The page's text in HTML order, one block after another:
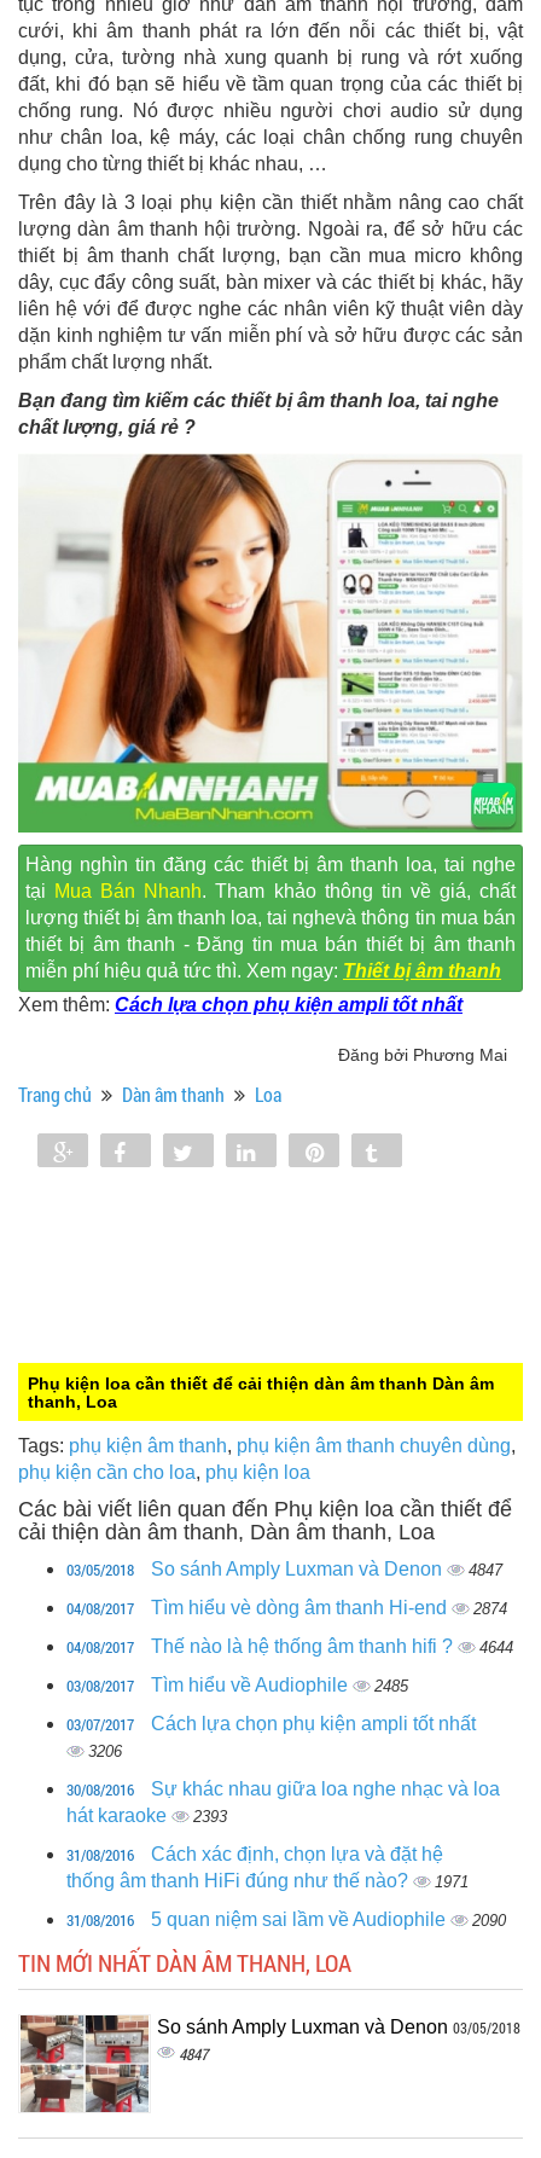
tục trong nhiều giờ như dàn âm thanh hội trường, đám
cưới, khi âm thanh phát ra lớn đến nỗi các thiết bị, vật
dụng, cửa, tường nhà xung quanh bị rung và rớt xuống
đất, khi đó bạn sẽ hiểu về tầm quan trọng của các thiết bị
chống rung. Nó được nhiều người chơi audio sử dụng
như chân loa, kệ máy, các loại chân chống rung chuyên
dụng cho từng thiết bị khác nhau, …
Trên đây là 3 loại phụ kiện cần thiết nhằm nâng cao chất
lượng dàn âm thanh hội trường. Ngoài ra, để sở hữu các
thiết bị âm thanh chất lượng, bạn cần mua micro không
dây, cục đẩy công suất, bàn mixer và các thiết bị khác, hãy
liên hệ với để được nghe các nhân viên kỹ thuật viên dày
dặn kinh nghiệm tư vấn miễn phí và sở hữu được các sản
phẩm chất lượng nhất.
Bạn đang tìm kiếm các thiết bị âm thanh loa, tai nghe
chất lượng, giá rẻ ?
Hàng nghìn tin đăng các thiết bị âm thanh loa, tai nghe
tại Mua Bán Nhanh. Tham khảo thông tin về giá, chất
lượng thiết bị âm thanh loa, tai nghevà thông tin mua bán
thiết bị âm thanh - Đăng tin mua bán thiết bị âm thanh
miễn phí hiệu quả tức thì. Xem ngay: Thiết bị âm thanh
Xem thêm: Cách lựa chọn phụ kiện ampli tốt nhất
Đăng bởi Phương Mai
Trang chủ Dàn âm thanh Loa
Share Share Tweet Share
Phụ kiện loa cần thiết để cải thiện dàn âm thanh Dàn âm
thanh, Loa
Tags: phụ kiện âm thanh, phụ kiện âm thanh chuyên dùng,
phụ kiện cần cho loa, phụ kiện loa
Các bài viết liên quan đến Phụ kiện loa cần thiết để
cải thiện dàn âm thanh, Dàn âm thanh, Loa
03/05/2018 So sánh Amply Luxman và Denon 4847
04/08/2017 Tìm hiểu vè dòng âm thanh Hi-end 2874
04/08/2017 Thế nào là hệ thống âm thanh hifi ? 4644
03/08/2017 Tìm hiểu về Audiophile 2485
03/07/2017 Cách lựa chọn phụ kiện ampli tốt nhất
3206
30/08/2016
Sự khác nhau giữa loa nghe nhạc và loa
hát karaoke
2393
31/08/2016
Cách xác định, chọn lựa và đặt hệ
thống âm thanh HiFi đúng như thế nào?
1971
31/08/2016 5 quan niệm sai lầm về Audiophile 2090
TIN MỚI NHẤT DÀN ÂM THANH, LOA
So sánh Amply Luxman và Denon 03/05/2018
4847